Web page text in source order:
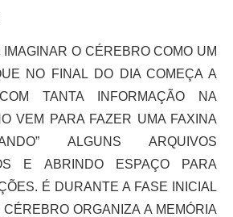
O CÉREBRO COMO UM
NO FINAL DO DIA COMEÇA A
TANTA INFORMAÇÃO NA
VEM PARA FAZER UMA FAXINA
ALGUNS ARQUIVOS
E ABRINDO ESPAÇO PARA
É DURANTE A FASE INICIAL
ORGANIZA A MEMÓRIA